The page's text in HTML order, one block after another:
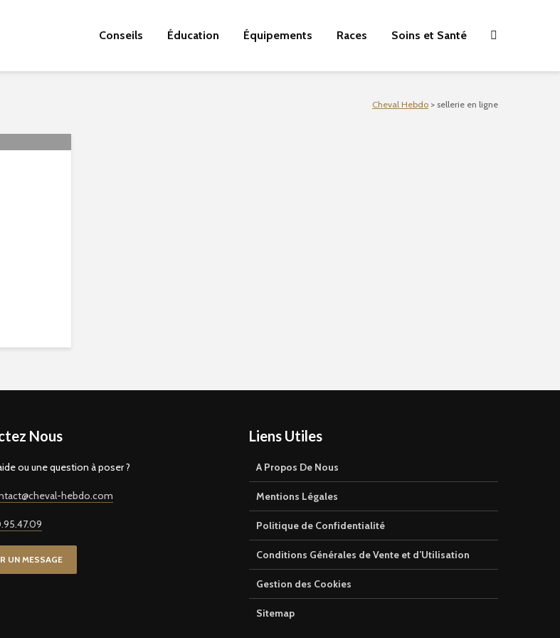
Conseils Éducation Équipements Races Soins et Santé
Cheval Hebdo > sellerie en ligne
Nous
ou une question à poser ?
hebdo.com
UN MESSAGE
Liens Utiles
A Propos De Nous
Mentions Légales
Politique de Confidentialité
Conditions Générales de Vente et d’Utilisation
Gestion des Cookies
Sitemap